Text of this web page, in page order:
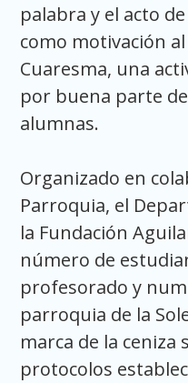
palabra y el acto
como motivación
Cuaresma, una
por buena parte
alumnas.
Organizado en
Parroquia, el
la Fundación
número de
profesorado y
parroquia de la
marca de la
protocolos